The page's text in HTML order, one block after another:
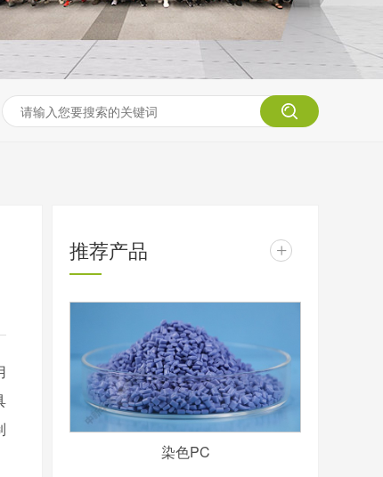
推荐产品 +
染色PC